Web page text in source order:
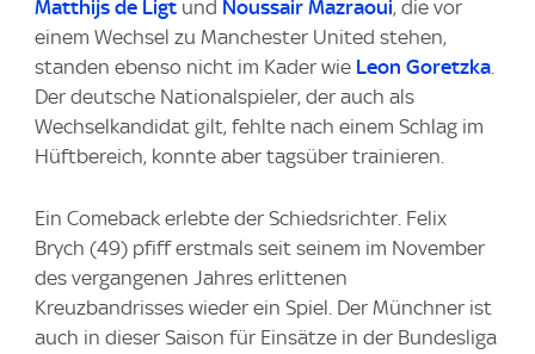
Matthijs de Ligt und Noussair Mazraoui, die vor
einem Wechsel zu Manchester United stehen,
standen ebenso nicht im Kader wie Leon Goretzka.
Der deutsche Nationalspieler, der auch als
Wechselkandidat gilt, fehlte nach einem Schlag im
Hüftbereich, konnte aber tagsüber trainieren.
Ein Comeback erlebte der Schiedsrichter. Felix
Brych (49) pfiff erstmals seit seinem im November
des vergangenen Jahres erlittenen
Kreuzbandrisses wieder ein Spiel. Der Münchner ist
auch in dieser Saison für Einsätze in der Bundesliga